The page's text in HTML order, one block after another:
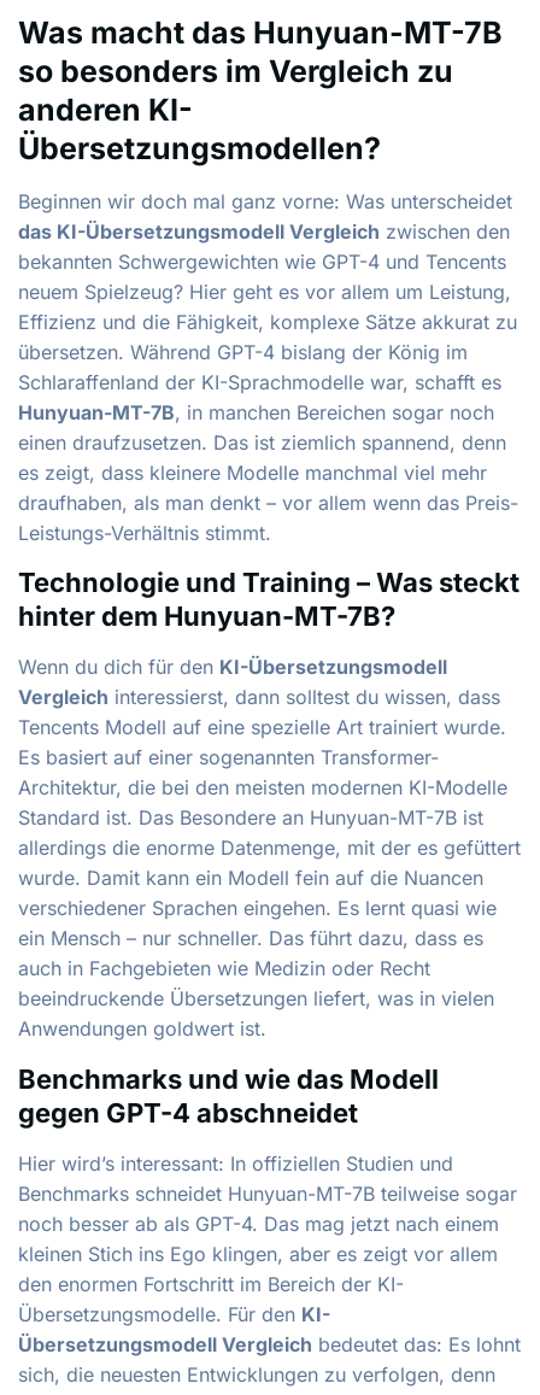
Was macht das Hunyuan-MT-7B
so besonders im Vergleich zu
anderen KI-
Übersetzungsmodellen?
Beginnen wir doch mal ganz vorne: Was unterscheidet
das KI-Übersetzungsmodell Vergleich zwischen den
bekannten Schwergewichten wie GPT-4 und Tencents
neuem Spielzeug? Hier geht es vor allem um Leistung,
Effizienz und die Fähigkeit, komplexe Sätze akkurat zu
übersetzen. Während GPT-4 bislang der König im
Schlaraffenland der KI-Sprachmodelle war, schafft es
Hunyuan-MT-7B, in manchen Bereichen sogar noch
einen draufzusetzen. Das ist ziemlich spannend, denn
es zeigt, dass kleinere Modelle manchmal viel mehr
draufhaben, als man denkt – vor allem wenn das Preis-
Leistungs-Verhältnis stimmt.
Technologie und Training – Was steckt
hinter dem Hunyuan-MT-7B?
Wenn du dich für den KI-Übersetzungsmodell
Vergleich interessierst, dann solltest du wissen, dass
Tencents Modell auf eine spezielle Art trainiert wurde.
Es basiert auf einer sogenannten Transformer-
Architektur, die bei den meisten modernen KI-Modelle
Standard ist. Das Besondere an Hunyuan-MT-7B ist
allerdings die enorme Datenmenge, mit der es gefüttert
wurde. Damit kann ein Modell fein auf die Nuancen
verschiedener Sprachen eingehen. Es lernt quasi wie
ein Mensch – nur schneller. Das führt dazu, dass es
auch in Fachgebieten wie Medizin oder Recht
beeindruckende Übersetzungen liefert, was in vielen
Anwendungen goldwert ist.
Benchmarks und wie das Modell
gegen GPT-4 abschneidet
Hier wird’s interessant: In offiziellen Studien und
Benchmarks schneidet Hunyuan-MT-7B teilweise sogar
noch besser ab als GPT-4. Das mag jetzt nach einem
kleinen Stich ins Ego klingen, aber es zeigt vor allem
den enormen Fortschritt im Bereich der KI-
Übersetzungsmodelle. Für den KI-
Übersetzungsmodell Vergleich bedeutet das: Es lohnt
sich, die neuesten Entwicklungen zu verfolgen, denn